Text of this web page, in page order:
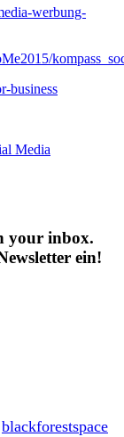
werbung-
business
Media
your inbox.
ein!
blackforestspace